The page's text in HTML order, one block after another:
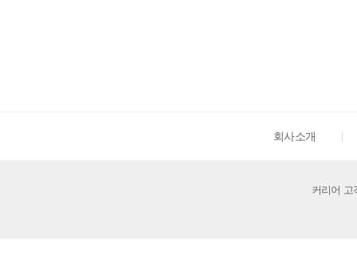
회사소개
커리어 고